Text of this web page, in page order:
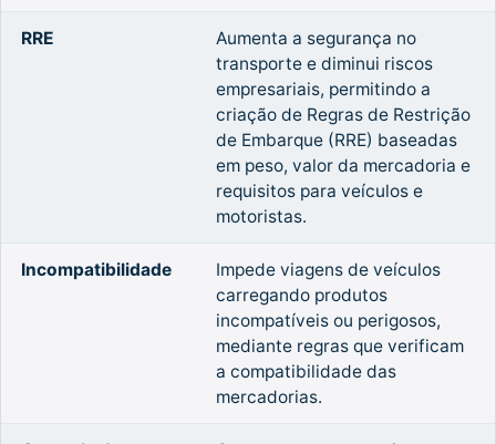
RRE
Aumenta a segurança no
transporte e diminui riscos
empresariais, permitindo a
criação de Regras de Restrição
de Embarque (RRE) baseadas
em peso, valor da mercadoria e
requisitos para veículos e
motoristas.
Incompatibilidade
Impede viagens de veículos
carregando produtos
incompatíveis ou perigosos,
mediante regras que verificam
a compatibilidade das
mercadorias.